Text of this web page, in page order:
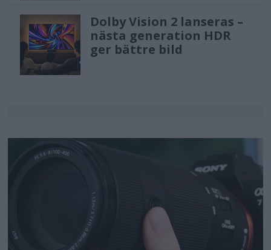
Dolby Vision 2 lanseras –
nästa generation HDR
ger bättre bild